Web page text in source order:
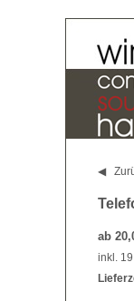
◀
ab
inkl.